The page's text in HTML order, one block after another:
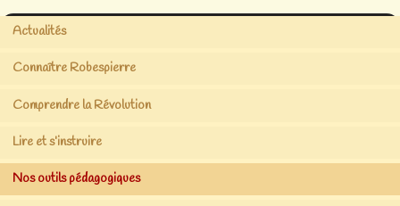
Actualités
Connaître Robespierre
Comprendre la Révolution
Lire et s’instruire
Nos outils pédagogiques